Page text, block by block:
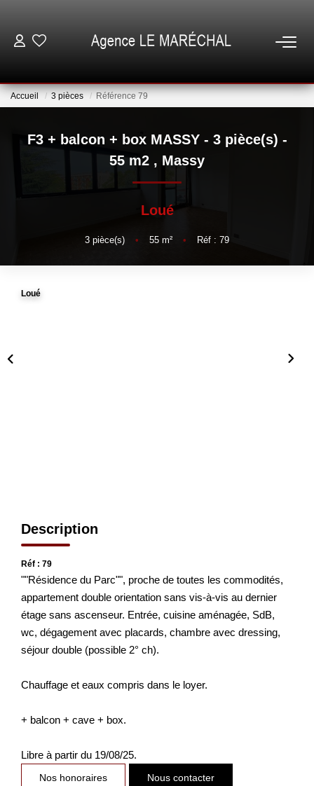
NOTRE AGENCE
GESTION
Accueil 3 pièces Référence 79
F3 + balcon + box MASSY - 3 pièce(s) -
55 m2 , Massy
Loué
3 pièce(s) • 55 m² • Réf : 79
Loué
Description
Réf : 79
""Résidence du Parc"", proche de toutes les commodités,
appartement double orientation sans vis-à-vis au dernier
étage sans ascenseur. Entrée, cuisine aménagée, SdB,
wc, dégagement avec placards, chambre avec dressing,
séjour double (possible 2° ch).
Chauffage et eaux compris dans le loyer.
+ balcon + cave + box.
Libre à partir du 19/08/25.
Nos honoraires Nous contacter